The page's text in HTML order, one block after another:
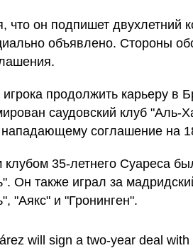
что он подпишет двухлетний
объявлено. Стороны
продолжить карьеру в
саудовский клуб "Аль-
соглашение на
35-летнего Суареса
Он также играл за
"Аякс" и "Гронинген".
will sign a two-year deal